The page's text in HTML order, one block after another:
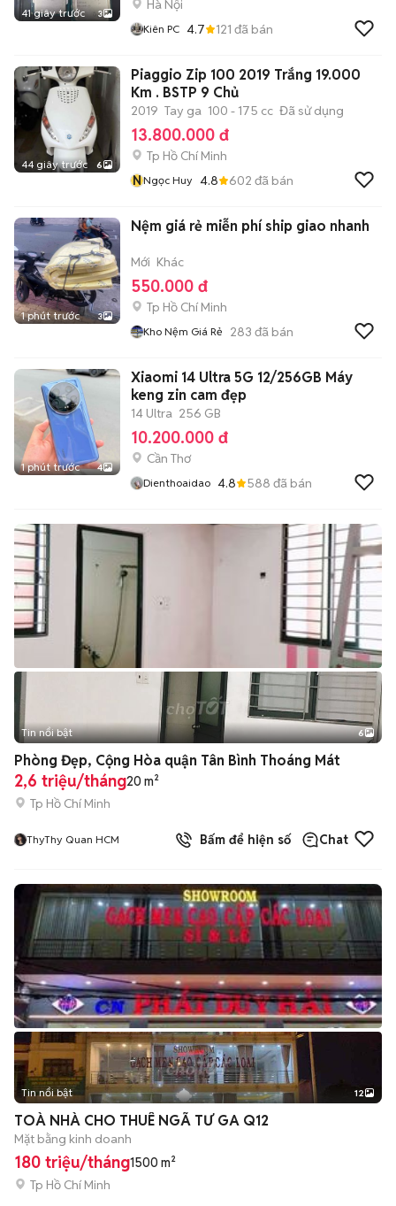
41 giây trước 3
Hà Nội
Kiên PC 4.7 121 đã bán
44 giây trước 6
Piaggio Zip 100 2019 Trắng 19.000
Km . BSTP 9 Chủ
2019 Tay ga 100 - 175 cc Đã sử dụng
13.800.000 đ
Tp Hồ Chí Minh
NNgọc Huy 4.8 602 đã bán
1 phút trước 3
Nệm giá rẻ miễn phí ship giao nhanh
Mới Khác
550.000 đ
Tp Hồ Chí Minh
Kho Nệm Giá Rẻ 283 đã bán
1 phút trước 4
Xiaomi 14 Ultra 5G 12/256GB Máy
keng zin cam đẹp
14 Ultra 256 GB
10.200.000 đ
Cần Thơ
Dienthoaidao 4.8 588 đã bán
+2
Tin nổi bật 6
Phòng Đẹp, Cộng Hòa quận Tân Bình Thoáng Mát
2,6 triệu/tháng20 m²
Tp Hồ Chí Minh
ThyThy Quan HCM Bấm để hiện số Chat
+2
Tin nổi bật 12
TOÀ NHÀ CHO THUÊ NGÃ TƯ GA Q12
Mặt bằng kinh doanh
180 triệu/tháng1500 m²
Tp Hồ Chí Minh